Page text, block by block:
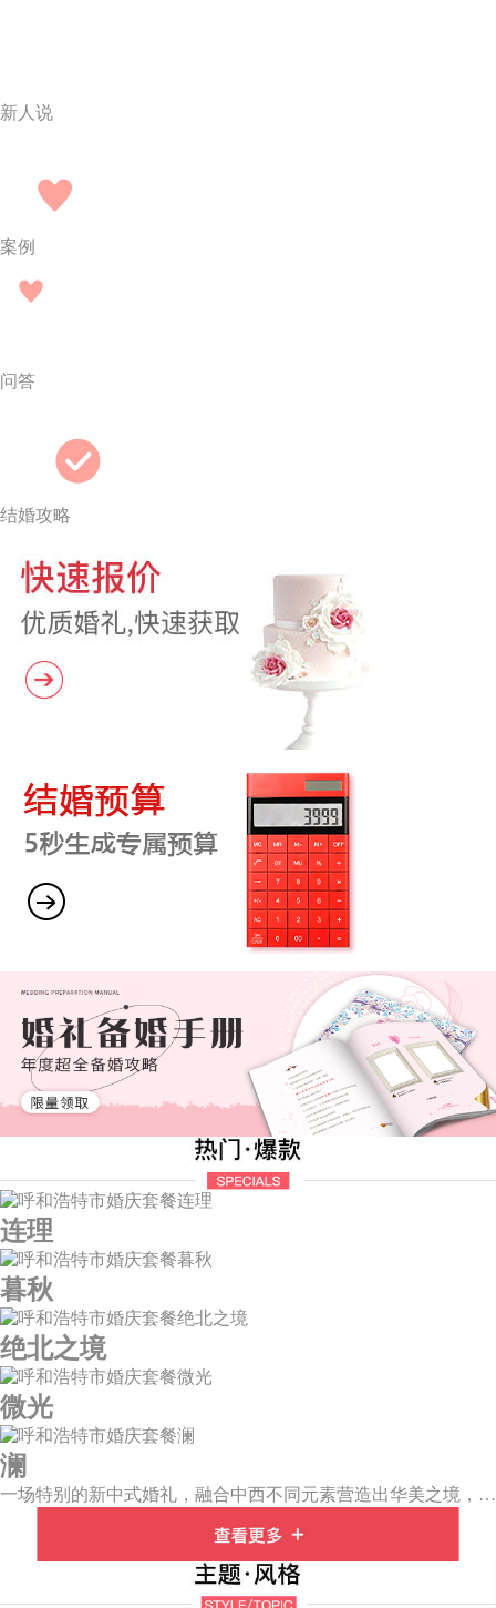
新人说
案例
问答
结婚攻略
连理
暮秋
绝北之境
微光
澜
一场特别的新中式婚礼，融合中西不同元素营造出华美之境，有庄严浪漫的西式证婚，也有含蓄深情的中式感恩，从古典到现代，从前世到今生，爱，隽永铭刻。